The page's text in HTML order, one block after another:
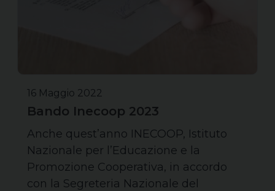
16 Maggio 2022
Bando Inecoop 2023
Anche quest’anno INECOOP, Istituto
Nazionale per l’Educazione e la
Promozione Cooperativa, in accordo
con la Segreteria Nazionale del